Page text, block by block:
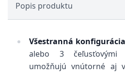
Popis produktu
Všestranná konfigurácia
alebo 3 čeľusťovými
umožňujú vnútorné aj